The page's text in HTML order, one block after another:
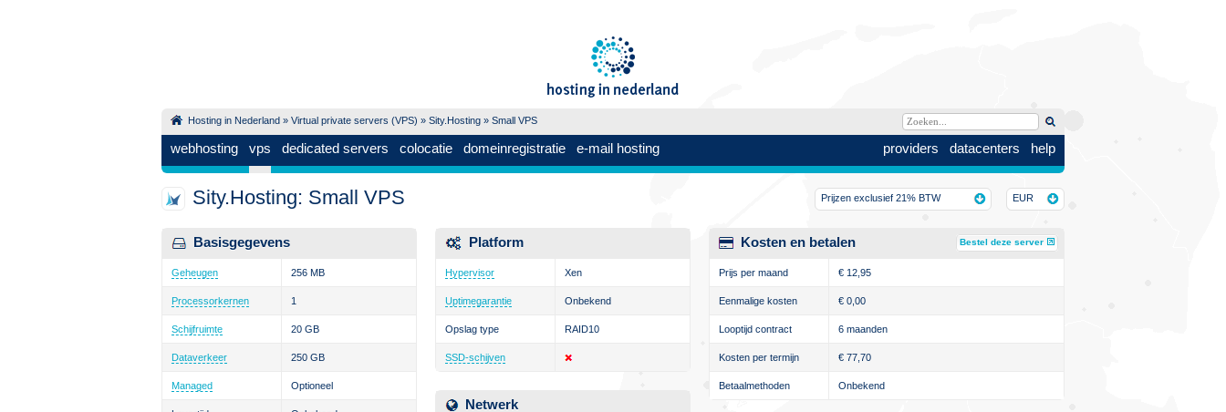
Hosting in Nederland » Virtual private servers (VPS) » Sity.Hosting » Small VPS
providers datacenters help
webhosting vps dedicated servers colocatie domeinregistratie e-mail hosting
EUR
Prijzen exclusief 21% BTW
Sity.Hosting: Small VPS
Basisgegevens
Geheugen 256 MB
Processorkernen 1
Schijfruimte 20 GB
Dataverkeer 250 GB
Managed Optioneel
Platform
Hypervisor Xen
Uptimegarantie Onbekend
Opslag type RAID10
SSD-schijven
Netwerk
Kosten en betalen Bestel deze server
Prijs per maand € 12,95
Eenmalige kosten € 0,00
Looptijd contract 6 maanden
Kosten per termijn € 77,70
Betaalmethoden Onbekend